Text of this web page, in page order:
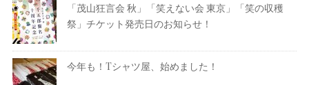
「茂山狂言会 秋」「笑えない会 東京」「笑の収穫
祭」チケット発売日のお知らせ！
今年も！Tシャツ屋、始めました！